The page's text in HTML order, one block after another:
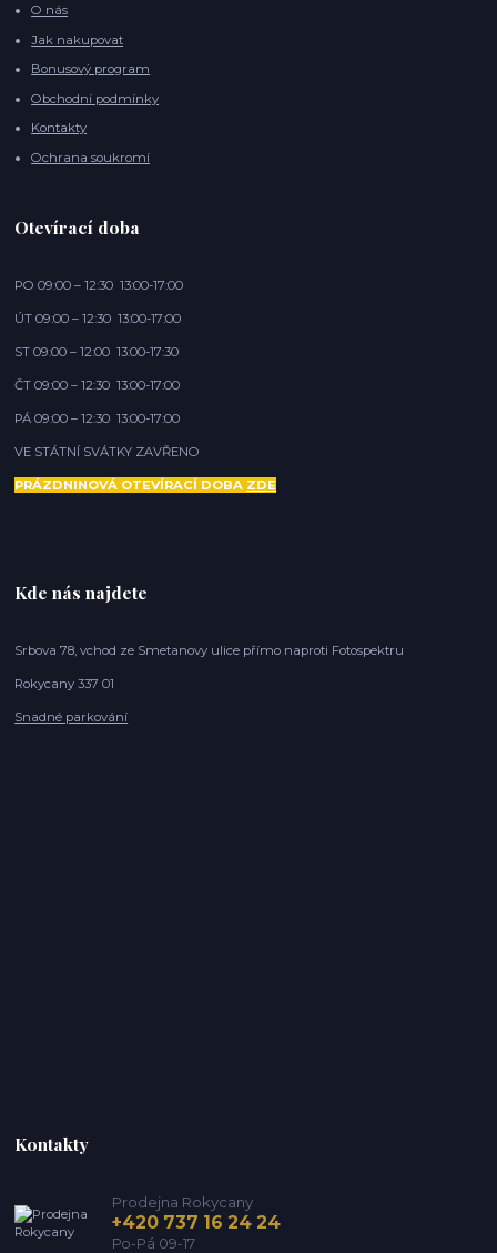
O nás
Jak nakupovat
Bonusový program
Obchodní podmínky
Kontakty
Ochrana soukromí
Otevírací doba
PO 09:00 – 12:30 13:00-17:00
ÚT 09:00 – 12:30 13:00-17:00
ST 09:00 – 12:00 13:00-17:30
ČT 09:00 – 12:30 13:00-17:00
PÁ 09:00 – 12:30 13:00-17:00
VE STÁTNÍ SVÁTKY ZAVŘENO
PRÁZDNINOVÁ OTEVÍRACÍ DOBA ZDE
Kde nás najdete
Srbova 78, vchod ze Smetanovy ulice přímo naproti Fotospektru
Rokycany 337 01
Snadné parkování
Kontakty
Prodejna Rokycany
+420 737 16 24 24
Po-Pá 09-17